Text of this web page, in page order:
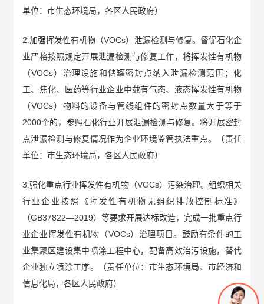
单位：市生态环境局，各区人民政府）
2.加强挥发性有机物（VOCs）泄漏检测与修复。督促石化企
业严格按照规定开展泄漏检测与修复工作，将挥发性有机物
（VOCs）治理设施和储罐密封点纳入泄漏检测范围；化
工、焦化、医药等行业企业中载有气态、液态挥发性有机物
（VOCs）物料的设备与管线组件的密封点数量大于等于
2000个的，参照石化行业开展泄漏检测与修复。将开展密封
点泄漏检测与修复情况作为企业环境监管执法重点。（责任
单位：市生态环境局，各区人民政府）
3.强化重点行业挥发性有机物（VOCs）污染治理。组织相关
行业企业按照《挥发性有机物无组织排放控制标准》
（GB37822—2019）等要求开展达标改造，完成一批重点行
业企业挥发性有机物（VOCs）治理项目。鼓励有条件的工
业集聚区建设集中喷涂工程中心，配备高效治污设施，替代
企业独立喷涂工序。（责任单位：市生态环境局、市经济和
信息化局，各区人民政府）